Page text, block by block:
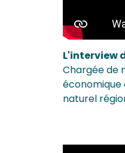
L'interview
Chargée de
naturel